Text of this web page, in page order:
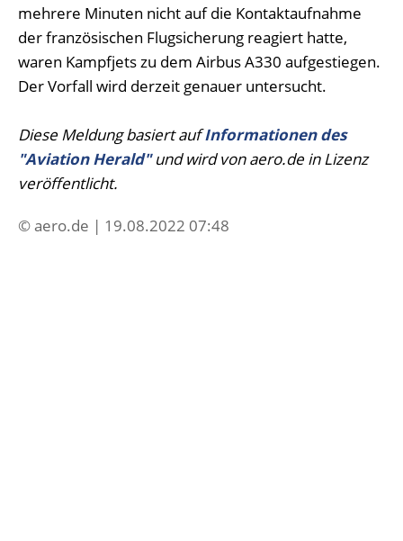
mehrere Minuten nicht auf die Kontaktaufnahme
der französischen Flugsicherung reagiert hatte,
waren Kampfjets zu dem Airbus A330 aufgestiegen.
Der Vorfall wird derzeit genauer untersucht.
Diese Meldung basiert aufInformationen des
"Aviation Herald"und wird von aero.de in Lizenz
veröffentlicht.
© aero.de | 19.08.2022 07:48